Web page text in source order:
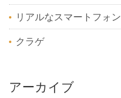
リアルなスマートフォン
クラゲ
アーカイブ